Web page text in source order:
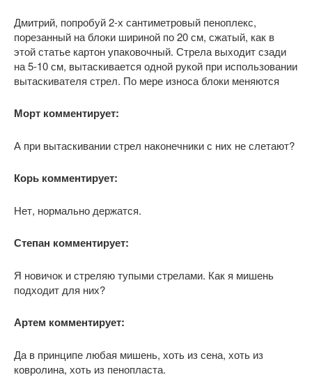
Дмитрий, попробуй 2-х сантиметровый пеноплекс,
порезанный на блоки шириной по 20 см, сжатый, как в
этой статье картон упаковочный. Стрела выходит сзади
на 5-10 см, вытаскивается одной рукой при использовании
вытаскивателя стрел. По мере износа блоки меняются
Морт комментирует:
А при вытаскивании стрел наконечники с них не слетают?
Корь комментирует:
Нет, нормально держатся.
Степан комментирует:
Я новичок и стреляю тупыми стрелами. Как я мишень
подходит для них?
Артем комментирует:
Да в принципе любая мишень, хоть из сена, хоть из
ковролина, хоть из пенопласта.